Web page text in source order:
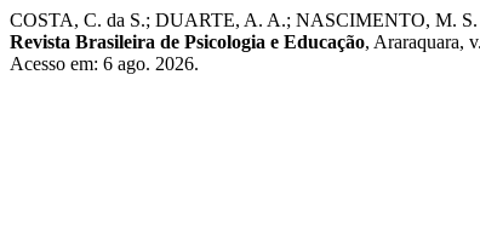
COSTA, C. da S.; DUARTE, A. A.; NASCIMENTO, M. S.
Revista Brasileira de Psicologia e Educação, Araraquara,
Acesso em: 6 ago. 2026.